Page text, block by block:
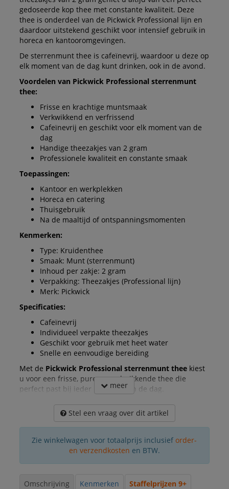
gedoseerde kop thee met constante kwaliteit. Deze
thee is onderdeel van de Pickwick Professional lijn en
daardoor uitstekend geschikt voor intensief gebruik in
horeca en kantooromgevingen.
De sterrenmunt thee is cafeïnevrij, waardoor u deze op
elk moment van de dag kunt drinken, ook in de avond.
Voordelen van Pickwick Professional sterrenmunt
thee:
Frisse en krachtige muntsmaak
Verkwikkend en verfrissend
Cafeïnevrij en geschikt voor elk moment van de
dag
Handige theezakjes van 2 gram
Professionele kwaliteit en constante smaak
Toepassingen:
Kantoor en werkplekken
Horeca en catering
Thuisgebruik
Na de maaltijd of ontspanningsmomenten
Kenmerken:
Type: Kruidenthee
Smaak: Munt (sterrenmunt)
Inhoud per zakje: 2 gram
Verpakking: Theezakjes (Professional lijn)
Merk: Pickwick
Specificaties:
Cafeïnevrij
Individueel verpakte theezakjes
Geschikt voor gebruik met heet water
Snelle en eenvoudige bereiding
Met de Pickwick Professional sterrenmunt theekiest
u voor een frisse, pure en verkwikkende thee die
perfect past bij ieder moment van de dag.
meer
Stel een vraag over dit artikel
Zie winkelwagen voor totaalprijs inclusief order-
en verzendkosten en BTW.
Omschrijving Kenmerken
Staffelprijzen 9+